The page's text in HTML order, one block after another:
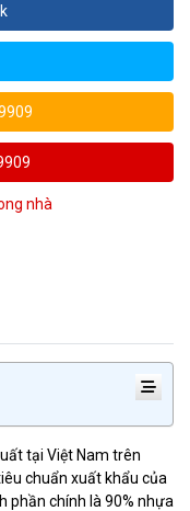
nhà
tại Việt Nam trên
chuẩn xuất khẩu của
phần chính là 90% nhựa